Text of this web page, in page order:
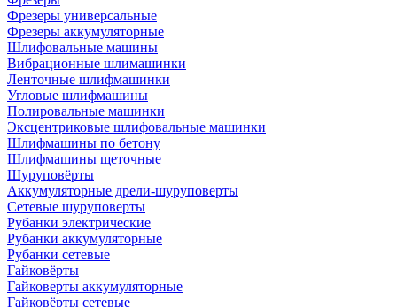
Фрезеры универсальные
Фрезеры аккумуляторные
Шлифовальные машины
Вибрационные шлимашинки
Ленточные шлифмашинки
Угловые шлифмашины
Полировальные машинки
Эксцентриковые шлифовальные машинки
Шлифмашины по бетону
Шлифмашины щеточные
Шуруповёрты
Аккумуляторные дрели-шуруповерты
Сетевые шуруповерты
Рубанки электрические
Рубанки аккумуляторные
Рубанки сетевые
Гайковёрты
Гайковерты аккумуляторные
Гайковёрты сетевые